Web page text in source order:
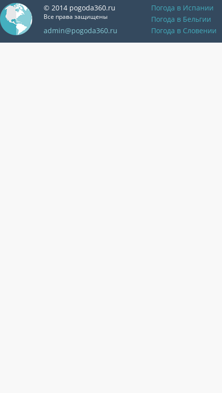
© 2014 pogoda360.ru
Все права защищены
admin@pogoda360.ru
Погода в Испании
Погода в Бельгии
Погода в Словении